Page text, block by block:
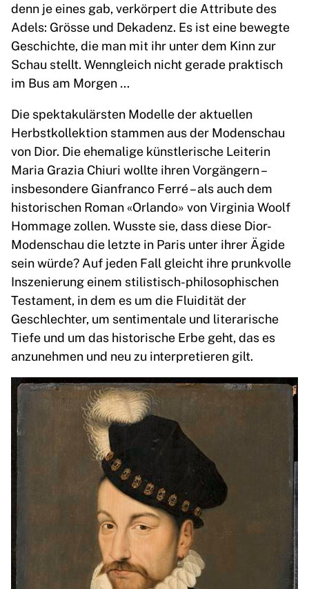
denn je eines gab, verkörpert die Attribute des
Adels: Grösse und Dekadenz. Es ist eine bewegte
Geschichte, die man mit ihr unter dem Kinn zur
Schau stellt. Wenngleich nicht gerade praktisch
im Bus am Morgen …
Die spektakulärsten Modelle der aktuellen
Herbstkollektion stammen aus der Modenschau
von Dior. Die ehemalige künstlerische Leiterin
Maria Grazia Chiuri wollte ihren Vorgängern –
insbesondere Gianfranco Ferré – als auch dem
historischen Roman «Orlando» von Virginia Woolf
Hommage zollen. Wusste sie, dass diese Dior-
Modenschau die letzte in Paris unter ihrer Ägide
sein würde? Auf jeden Fall gleicht ihre prunkvolle
Inszenierung einem stilistisch-philosophischen
Testament, in dem es um die Fluidität der
Geschlechter, um sentimentale und literarische
Tiefe und um das historische Erbe geht, das es
anzunehmen und neu zu interpretieren gilt.